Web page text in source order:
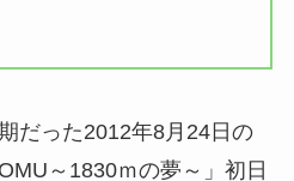
だった2012年8月24日の
～1830ｍの夢～」初日